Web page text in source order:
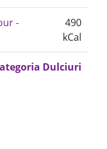
-
490
kCal
Dulciuri